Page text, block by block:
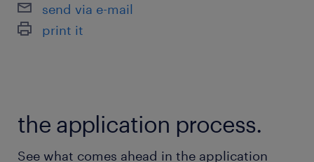
休日休暇
週休2日
就業時間
send via e-mail
print it
the application process.
See what comes ahead in the application